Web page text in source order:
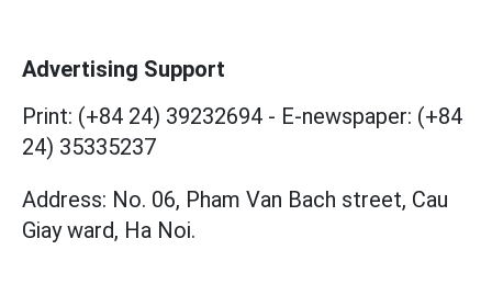
Advertising Support
Print: (+84 24) 39232694 - E-newspaper: (+84
24) 35335237
Address: No. 06, Pham Van Bach street, Cau
Giay ward, Ha Noi.